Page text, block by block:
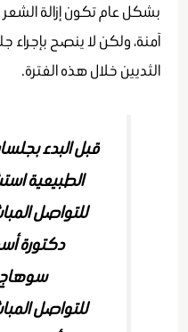
بشكل عام تكون إزالة الشعر
آمنة، ولكن لا ينصح بإجراء
الثديين خلال هذه الفترة.
قبل البدء
الطبيعية
للتواصل
دكتورة
للتواصل